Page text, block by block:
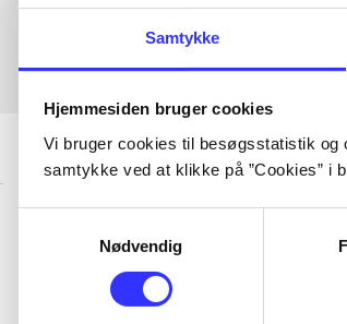
Samtykke
Hjemmesiden bruger cookies
Vi bruger cookies til besøgsstatistik
samtykke ved at klikke på ”Cookies” i
Nødvendig
...
...